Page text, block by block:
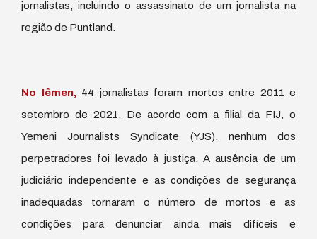
jornalistas, incluindo o assassinato de um jornalista na
região de Puntland.
No Iêmen, 44 jornalistas foram mortos entre 2011 e
setembro de 2021. De acordo com a filial da FIJ, o
Yemeni Journalists Syndicate (YJS), nenhum dos
perpetradores foi levado à justiça. A ausência de um
judiciário independente e as condições de segurança
inadequadas tornaram o número de mortos e as
condições para denunciar ainda mais difíceis e